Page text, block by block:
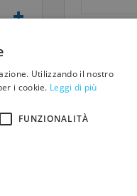
Utilizzando il nostro
i cookie. Leggi di più
FUNZIONALITÀ